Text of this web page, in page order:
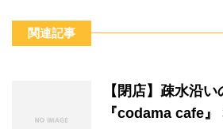
関連記事
【閉店】疎水沿
『codama cafe』